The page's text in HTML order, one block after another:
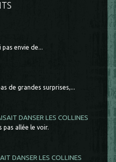
envie de...
de grandes surprises,...
DANSER LES COLLINES
pas allée le voir.
DANSER LES COLLINES